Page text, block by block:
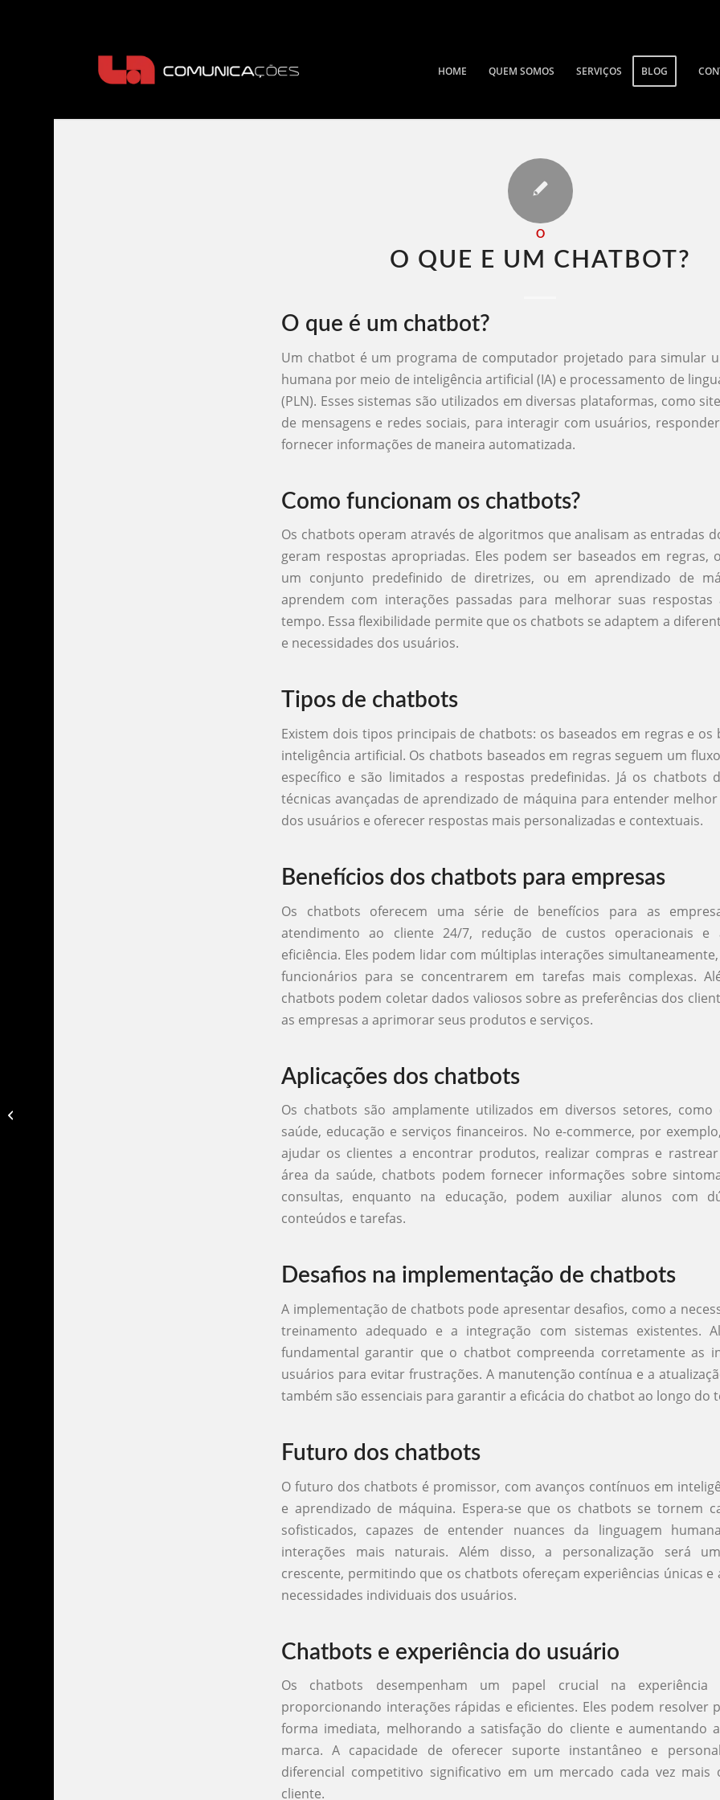
HOME QUEM SOMOS SERVIÇOS BLOG
O
O QUE E UM CHATBOT​?
O que é um chatbot?
Um chatbot é um programa de computador projetado para simular
humana por meio de inteligência artificial (IA) e processamento de
(PLN). Esses sistemas são utilizados em diversas plataformas, como
de mensagens e redes sociais, para interagir com usuários,
fornecer informações de maneira automatizada.
Como funcionam os chatbots?
Os chatbots operam através de algoritmos que analisam as entradas
geram respostas apropriadas. Eles podem ser baseados em regras,
um conjunto predefinido de diretrizes, ou em aprendizado de
aprendem com interações passadas para melhorar suas
tempo. Essa flexibilidade permite que os chatbots se adaptem a
e necessidades dos usuários.
Tipos de chatbots
Existem dois tipos principais de chatbots: os baseados em regras e os
inteligência artificial. Os chatbots baseados em regras seguem um
específico e são limitados a respostas predefinidas. Já os chatbots
técnicas avançadas de aprendizado de máquina para entender
dos usuários e oferecer respostas mais personalizadas e contextuais.
Benefícios dos chatbots para empresas
Os chatbots oferecem uma série de benefícios para as
atendimento ao cliente 24/7, redução de custos operacionais e
eficiência. Eles podem lidar com múltiplas interações
funcionários para se concentrarem em tarefas mais complexas.
chatbots podem coletar dados valiosos sobre as preferências dos
as empresas a aprimorar seus produtos e serviços.
Aplicações dos chatbots
Os chatbots são amplamente utilizados em diversos setores, como
saúde, educação e serviços financeiros. No e-commerce, por
ajudar os clientes a encontrar produtos, realizar compras e
área da saúde, chatbots podem fornecer informações sobre
consultas, enquanto na educação, podem auxiliar alunos com
conteúdos e tarefas.
Desafios na implementação de chatbots
A implementação de chatbots pode apresentar desafios, como a
treinamento adequado e a integração com sistemas existentes.
fundamental garantir que o chatbot compreenda corretamente as
usuários para evitar frustrações. A manutenção contínua e a
também são essenciais para garantir a eficácia do chatbot ao longo do
Futuro dos chatbots
O futuro dos chatbots é promissor, com avanços contínuos em
e aprendizado de máquina. Espera-se que os chatbots se tornem
sofisticados, capazes de entender nuances da linguagem
interações mais naturais. Além disso, a personalização será
crescente, permitindo que os chatbots ofereçam experiências únicas e
necessidades individuais dos usuários.
Chatbots e experiência do usuário
Os chatbots desempenham um papel crucial na experiência
proporcionando interações rápidas e eficientes. Eles podem resolver
forma imediata, melhorando a satisfação do cliente e aumentando
marca. A capacidade de oferecer suporte instantâneo e
diferencial competitivo significativo em um mercado cada vez mais
cliente.